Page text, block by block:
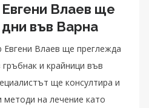
Влаев ще
във Варна
Влаев ще преглежда
и крайници във
ще консултира и
на лечение като